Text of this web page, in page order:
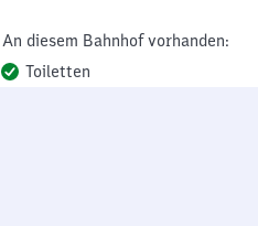
An diesem Bahnhof vorhanden:
Toiletten